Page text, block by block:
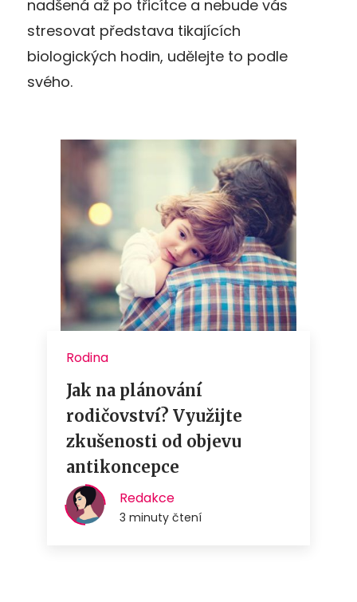
nadšená až po třicítce a nebude vás
stresovat představa tikajících
biologických hodin, udělejte to podle
svého.